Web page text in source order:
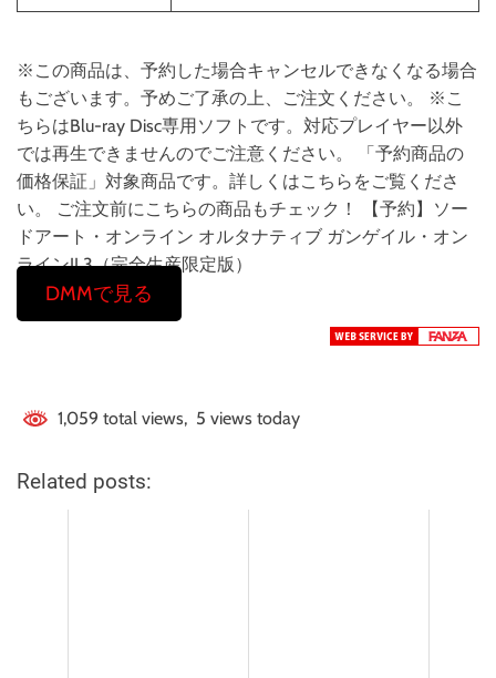
※この商品は、予約した場合キャンセルできなくなる場合
もございます。予めご了承の上、ご注文ください。 ※こ
ちらはBlu-ray Disc専用ソフトです。対応プレイヤー以外
では再生できませんのでご注意ください。 「予約商品の
価格保証」対象商品です。詳しくはこちらをご覧くださ
い。 ご注文前にこちらの商品もチェック！ 【予約】ソー
ドアート・オンライン オルタナティブ ガンゲイル・オン
ラインII 3（完全生産限定版）
DMMで見る
1,059 total views, 5 views today
Related posts: